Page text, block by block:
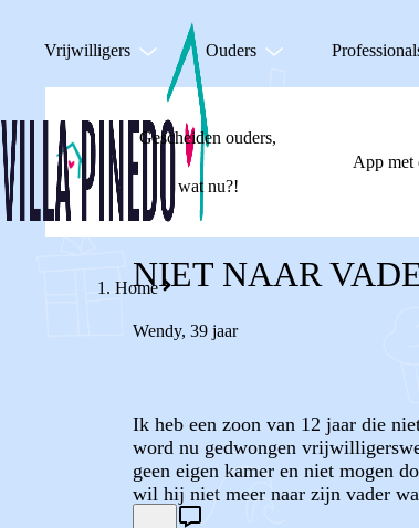
Vrijwilligers Ouders
Gescheiden ouders,
wat nu?!
App met
Home
NIET NAAR
Wendy, 39 jaar
Ik heb een zoon van 12 jaar die
word nu gedwongen
geen eigen kamer en niet mogen
wil hij niet meer naar zijn vader